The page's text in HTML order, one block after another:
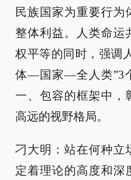
民族国家为重要行为
整体利益。人类命运
权平等的同时，强调
体—国家—全人类”3
一、包容的框架中，
高远的视野格局。
刁大明：站在何种立
定着理论的高度和深